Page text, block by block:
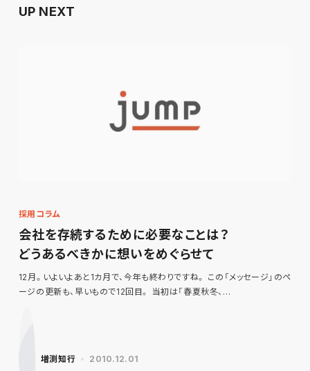
UP NEXT
採用コラム
会社を存続するために必要なことは？
どうあるべきかに想いをめぐらせて
12月。いよいよあと1カ月で、今年も終わりですね。 この「メッセージ」のペ
ージの更新も、早いもので12回目。 当初は「春夏秋冬、…
増渕知行 2010.12.01